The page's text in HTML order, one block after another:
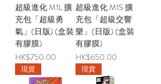
超級進化 M1L 擴
充包「超級勇
氣」(日版) (盒裝
有膠膜)
價格
HK$750.00
超級進化 M1S 擴
充包「超級交響
樂」(日版) (盒裝
有膠膜)
價格
HK$650.00
現貨 現貨